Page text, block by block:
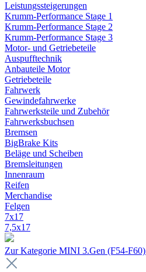
Leistungssteigerungen
Krumm-Performance Stage 1
Krumm-Performance Stage 2
Krumm-Performance Stage 3
Motor- und Getriebeteile
Auspufftechnik
Anbauteile Motor
Getriebeteile
Fahrwerk
Gewindefahrwerke
Fahrwerksteile und Zubehör
Fahrwerksbuchsen
Bremsen
BigBrake Kits
Beläge und Scheiben
Bremsleitungen
Innenraum
Reifen
Merchandise
Felgen
7x17
7,5x17
Zur Kategorie MINI 3.Gen (F54-F60)